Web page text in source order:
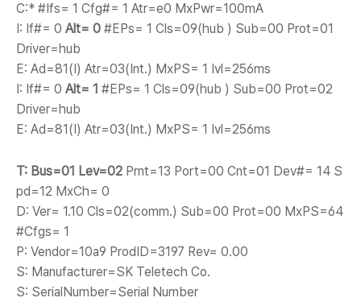
C:* #Ifs= 1 Cfg#= 1 Atr=e0 MxPwr=100mA
I: If#= 0 Alt= 0 #EPs= 1 Cls=09(hub ) Sub=00 Prot=01
Driver=hub
E: Ad=81(I) Atr=03(Int.) MxPS= 1 Ivl=256ms
I: If#= 0 Alt= 1 #EPs= 1 Cls=09(hub ) Sub=00 Prot=02
Driver=hub
E: Ad=81(I) Atr=03(Int.) MxPS= 1 Ivl=256ms
T: Bus=01 Lev=02 Prnt=13 Port=00 Cnt=01 Dev#= 14 S
pd=12 MxCh= 0
D: Ver= 1.10 Cls=02(comm.) Sub=00 Prot=00 MxPS=64
#Cfgs= 1
P: Vendor=10a9 ProdID=3197 Rev= 0.00
S: Manufacturer=SK Teletech Co.
S: SerialNumber=Serial Number